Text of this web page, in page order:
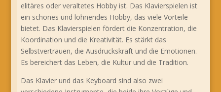
elitäres oder veraltetes Hobby ist. Das Klavierspielen ist
ein schönes und lohnendes Hobby, das viele Vorteile
bietet. Das Klavierspielen fördert die Konzentration, die
Koordination und die Kreativität. Es stärkt das
Selbstvertrauen, die Ausdruckskraft und die Emotionen.
Es bereichert das Leben, die Kultur und die Tradition.
Das Klavier und das Keyboard sind also zwei